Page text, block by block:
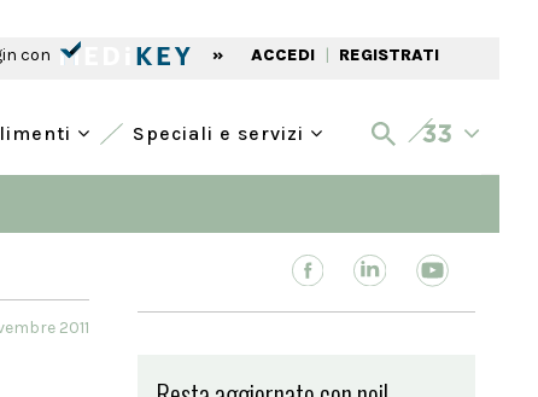
con » ACCEDI | REGISTRATI
Speciali e servizi
2011